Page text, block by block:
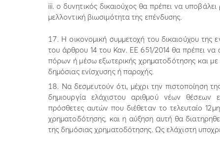
iii. ο δυνητικός δικαιούχος θα πρέπει να υποβάλει
μελλοντική βιωσιμότητα της επένδυσης.
Η οικονομική συμμετοχή του δικαιούχου της
του άρθρου 14 του Καν. ΕΕ 651/2014 θα πρέπει
πόρων ή μέσω εξωτερικής χρηματοδότησης και με
δημόσιας ενίσχυσης ή παροχής.
Να δεσμευτούν ότι, μέχρι την πιστοποίηση
δημιουργία ελάχιστου αριθμού νέων θέσεων
πρόσθετες αυτών που διέθεταν το τελευταίο
χρηματοδότησης, και η αύξηση αυτή θα
της δημόσιας χρηματοδότησης. Ως ελάχιστη